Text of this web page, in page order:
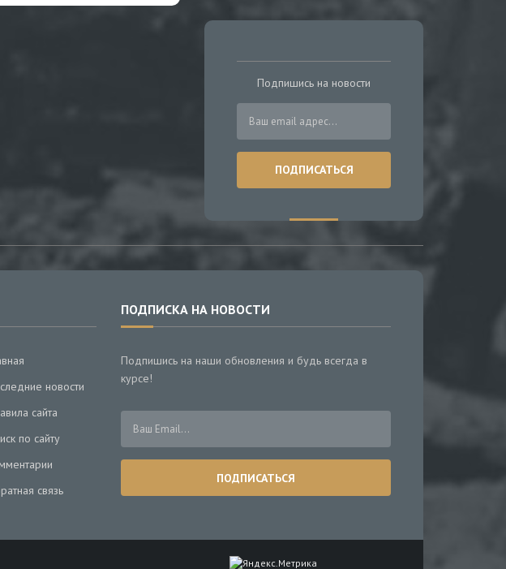
Подпишись на новости
новости
сайта
по сайту
связь
ПОДПИСКА НА НОВОСТИ
Подпишись на наши обновления и будь всегда в
курсе!